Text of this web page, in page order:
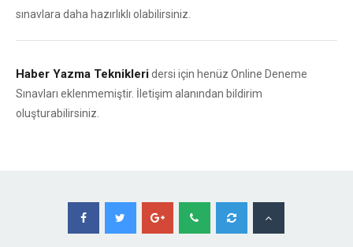
sınavlara daha hazırlıklı olabilirsiniz.
Haber Yazma Teknikleridersi için henüz Online Deneme
Sınavları eklenmemiştir. İletişim alanından bildirim
oluşturabilirsiniz.